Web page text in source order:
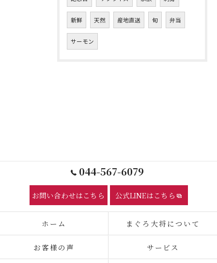
新鮮 天然 産地直送 旬 弁当
サーモン
044-567-6079
お問い合わせはこちら 公式LINEはこちら
ホーム まぐろ大将について
お客様の声 サービス